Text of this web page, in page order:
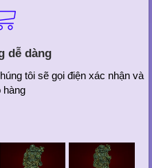
dễ dàng
tôi sẽ gọi điện xác nhận và
hàng